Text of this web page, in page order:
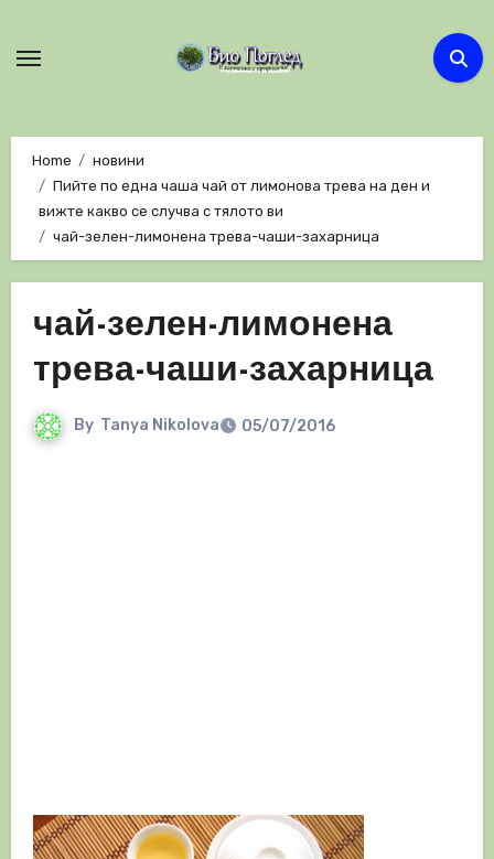
Home
новини
Пийте по една чаша чай от лимонова трева на ден и
вижте какво се случва с тялото ви
чай-зелен-лимонена трева-чаши-захарница
чай-зелен-лимонена
трева-чаши-захарница
By Tanya Nikolova 05/07/2016